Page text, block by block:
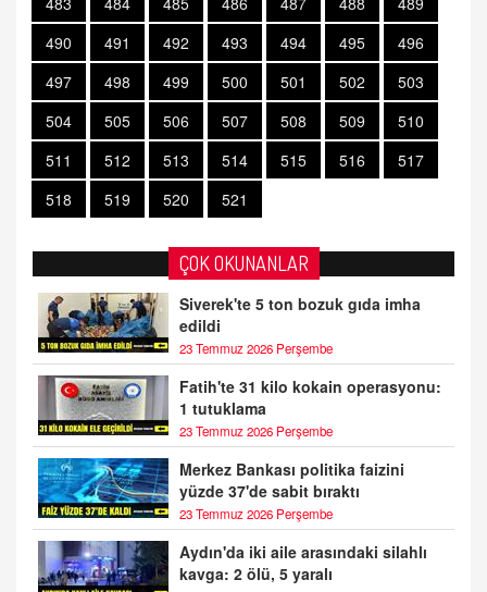
490
491 492 493 494 495
496
497
498 499 500 501 502
503
504
505 506 507 508 509
510
511
512 513 514 515 516
517
518
519 520 521
ÇOK OKUNANLAR
Siverek'te 5 ton bozuk gıda imha
edildi
23 Temmuz 2026 Perşembe
Fatih'te 31 kilo kokain operasyonu:
1 tutuklama
23 Temmuz 2026 Perşembe
Merkez Bankası politika faizini
yüzde 37'de sabit bıraktı
23 Temmuz 2026 Perşembe
Aydın'da iki aile arasındaki silahlı
kavga: 2 ölü, 5 yaralı